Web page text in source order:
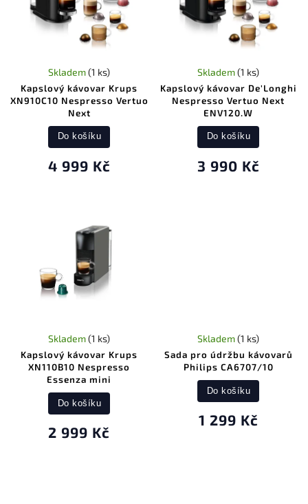
Kapslový kávovar Krups
XN910C10 Nespresso Vertuo
Next
Skladem(1 ks)
4 999 Kč
Do košíku
Kapslový kávovar De'Longhi
Nespresso Vertuo Next
ENV120.W
Skladem(1 ks)
3 990 Kč
Do košíku
Kapslový kávovar Krups
XN110B10 Nespresso
Essenza mini
Skladem(1 ks)
2 999 Kč
Do košíku
Sada pro údržbu kávovarů
Philips CA6707/10
Skladem(1 ks)
1 299 Kč
Do košíku